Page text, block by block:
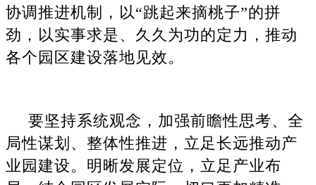
协调推进机制，以“跳起来摘桃子”的拼
劲，以实事求是、久久为功的定力，推动
各个园区建设落地见效。
要坚持系统观念，加强前瞻性思考、全
局性谋划、整体性推进，立足长远推动产
业园建设。明晰发展定位，立足产业布